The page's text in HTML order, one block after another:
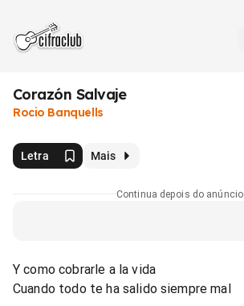
Corazón Salvaje
Rocio Banquells
Letra Mais
Continua depois do anúncio
Y como cobrarle a la vida
Cuando todo te ha salido siempre mal